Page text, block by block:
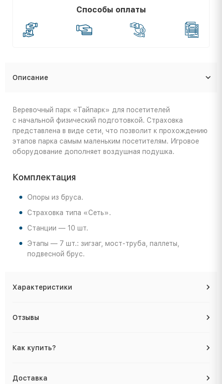
Способы оплаты
Описание
Веревочный парк «Тайпарк» для посетителей
с начальной физический подготовкой. Страховка
представлена в виде сети, что позволит к прохождению
этапов парка самым маленьким посетителям. Игровое
оборудование дополняет воздушная подушка.
Комплектация
Опоры из бруса.
Страховка типа «Сеть».
Станции — 10 шт.
Этапы — 7 шт.: зигзаг, мост-труба, паллеты,
подвесной брус.
Характеристики
Отзывы
Как купить?
Доставка